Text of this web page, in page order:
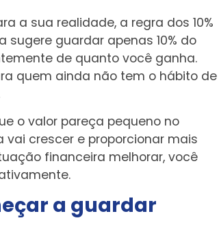
a sua realidade, a regra dos 10%
sugere guardar apenas 10% do
de quanto você ganha.
quem ainda não tem o hábito de
o valor pareça pequeno no
crescer e proporcionar mais
financeira melhorar, você
a guardar